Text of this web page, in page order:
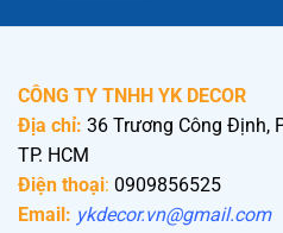
CÔNG TY TNHH YK DECOR
Địa chỉ: 36 Trương Công Định,
TP. HCM
Điện thoại: 0909856525
Email: ykdecor.vn@gmail.com